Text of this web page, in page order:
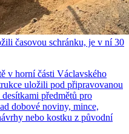
časovou schránku, je v ní 30
v horní části Václavského
uložili pod připravovanou
předmětů pro
dobové noviny, mince,
nebo kostku z původní